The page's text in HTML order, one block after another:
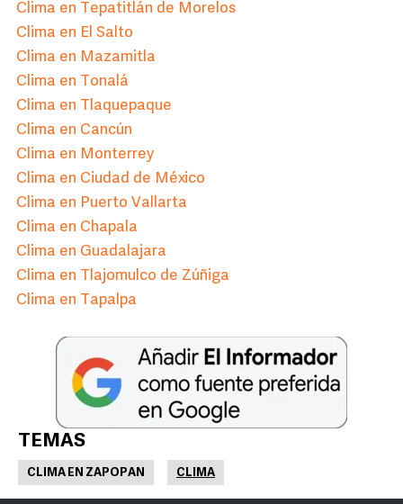
Clima en Tepatitlán de Morelos
Clima en El Salto
Clima en Mazamitla
Clima en Tonalá
Clima en Tlaquepaque
Clima en Cancún
Clima en Monterrey
Clima en Ciudad de México
Clima en Puerto Vallarta
Clima en Chapala
Clima en Guadalajara
Clima en Tlajomulco de Zúñiga
Clima en Tapalpa
TEMAS
CLIMA EN ZAPOPAN CLIMA